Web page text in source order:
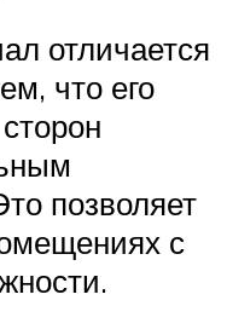
отличается
что его
позволяет
с